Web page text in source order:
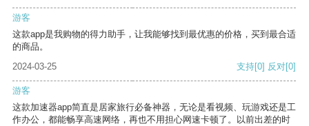
游客
这款app是我购物的得力助手，让我能够找到最优惠的价格，买到最合适
的商品。
2024-03-25
支持[0] 反对[0]
游客
这款加速器app简直是居家旅行必备神器，无论是看视频、玩游戏还是工
作办公，都能畅享高速网络，再也不用担心网速卡顿了。以前出差的时